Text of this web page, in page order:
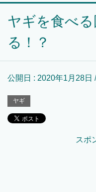
ヤギを食べ
る！？
公開日 : 2020年1月28日
ヤギ
スポ